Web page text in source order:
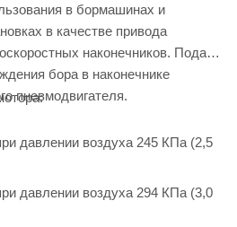
в бормашинах и
в качестве привода
наконечников. Подача
бора в наконечнике
пневмодвигателя.
давлении воздуха 245 КПа (2,5
давлении воздуха 294 КПа (3,0